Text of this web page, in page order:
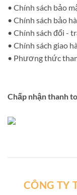
• Chính sách bảo
• Chính sách bảo
• Chính sách đổi -
• Chính sách giao
• Phương thức
Chấp nhận thanh
CÔNG TY